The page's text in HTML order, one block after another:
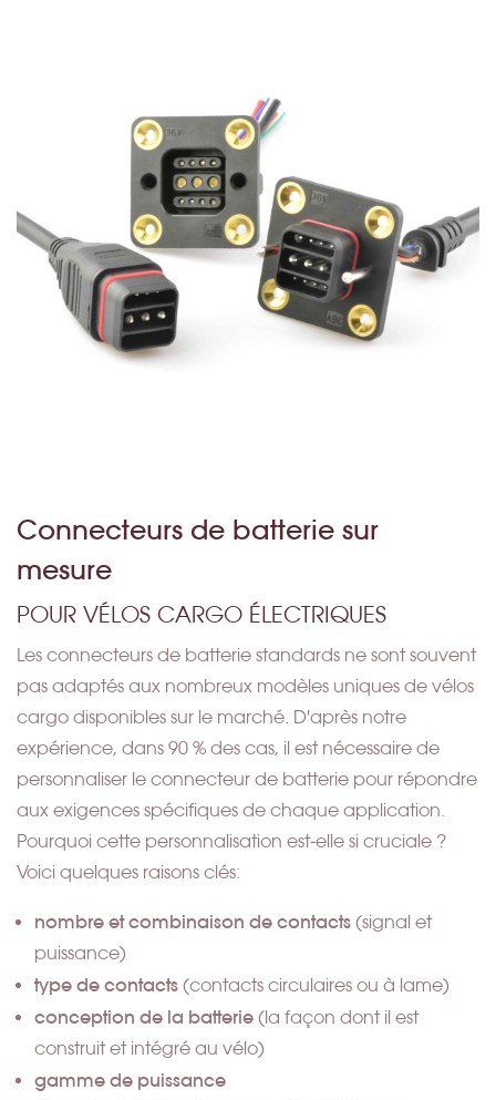
Connecteurs de batterie sur
mesure
POUR VÉLOS CARGO ÉLECTRIQUES
Les connecteurs de batterie standards ne sont souvent
pas adaptés aux nombreux modèles uniques de vélos
cargo disponibles sur le marché. D'après notre
expérience, dans 90 % des cas, il est nécessaire de
personnaliser le connecteur de batterie pour répondre
aux exigences spécifiques de chaque application.
Pourquoi cette personnalisation est-elle si cruciale ?
Voici quelques raisons clés:
nombre et combinaison de contacts (signal et
puissance)
type de contacts (contacts circulaires ou à lame)
conception de la batterie (la façon dont il est
construit et intégré au vélo)
gamme de puissance